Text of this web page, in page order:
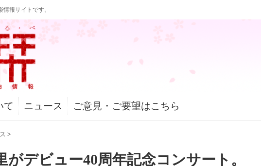
情報サイトです。
て ニュース ご意見・ご要望はこちら
>
がデビュー40周年記念コンサート。